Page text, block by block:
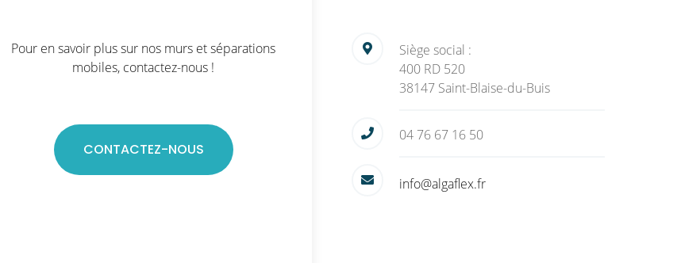
Pour en savoir plus sur nos murs et séparations
mobiles, contactez-nous !
CONTACTEZ-NOUS
Siège social :
400 RD 520
38147 Saint-Blaise-du-Buis
04 76 67 16 50
info@algaflex.fr